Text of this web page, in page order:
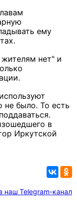
ему
жителям нет" и
не было. То есть
в
Иркутской
наш Telegram-канал